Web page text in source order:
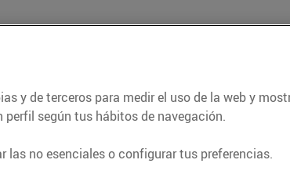
consejos nutricionales, información de
de nuestro territorio y muchos otros temas.
y de terceros para medir el uso de la web y
perfil según tus hábitos de navegación.
las no esenciales o configurar tus preferencias.